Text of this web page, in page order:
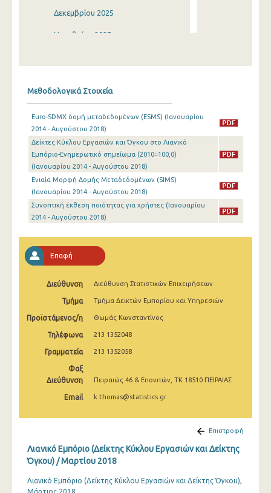
Δεκεμβρίου 2025
Νοεμβρίου 2025
Ιουλίου 2025
Ιουνίου 2025
Μαΐου 2025
Απριλίου 2025
Μαρτίου 2025
Ιανουαρίου 2025
Νοεμβρίου 2024
Οκτωβρίου 2024
Σεπτεμβρίου 2024
Ιουλίου 2024
Απριλίου 2024
Μεθοδολογικά Στοιχεία
Euro-SDMX δομή μεταδεδομένων (ESMS) (Ιανουαρίου
2014 - Αυγούστου 2018)
Δείκτες Κύκλου Εργασιών και Όγκου στο Λιανικό
Εμπόριο-Ενημερωτικό σημείωμα (2010=100,0)
(Ιανουαρίου 2014 - Αυγούστου 2018)
Ενιαία Μορφή Δομής Μεταδεδομένων (SIMS)
(Ιανουαρίου 2014 - Αυγούστου 2018)
Συνοπτική έκθεση ποιότητας για χρήστες (Ιανουαρίου
2014 - Αυγούστου 2018)
Επαφή
Διεύθυνση Διεύθυνση Στατιστικών Επιχειρήσεων
Τμήμα Τμήμα Δεικτών Εμπορίου και Υπηρεσιών
Προϊστάμενος/η Θωμάς Κωνσταντίνος
Τηλέφωνα 213 1352048
Γραμματεία 213 1352058
Φαξ
Διεύθυνση
Πειραιώς 46 & Επονιτών, ΤΚ 18510 ΠΕΙΡΑΙΑΣ
Email k.thomas@statistics.gr
Επιστροφή
Λιανικό Εμπόριο (Δείκτης Κύκλου Εργασιών και Δείκτης
Όγκου) / Μαρτίου 2018
Λιανικό Εμπόριο (Δείκτης Κύκλου Εργασιών και Δείκτης Όγκου),